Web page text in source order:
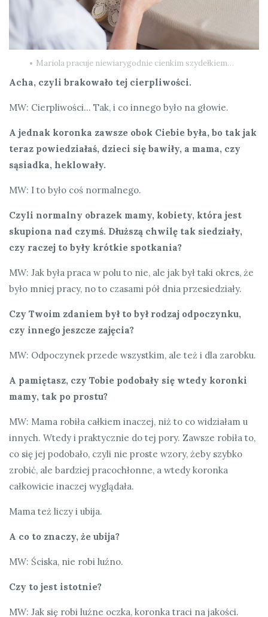
Mariola pracuje niewiarygodnie cienkim szydełkiem…
Acha, czyli brakowało tej cierpliwości.
MW: Cierpliwości… Tak, i co innego było na głowie.
A jednak koronka zawsze obok Ciebie była, bo tak jak
teraz powiedziałaś, dzieci się bawiły, a mama, czy
sąsiadka, heklowały.
MW: I to było coś normalnego.
Czyli normalny obrazek mamy, kobiety, która jest
skupiona nad czymś. Dłuższą chwilę tak siedziały,
czy raczej to były krótkie spotkania?
MW: Jak była praca w polu to nie, ale jak był taki okres, że
było mniej pracy, no to czasami pół dnia przesiedziały.
Czy Twoim zdaniem był to był rodzaj odpoczynku,
czy innego jeszcze zajęcia?
MW: Odpoczynek przede wszystkim, ale też i dla zarobku.
A pamiętasz, czy Tobie podobały się wtedy koronki
mamy, tak po prostu?
MW: Mama robiła całkiem inaczej, niż to co widziałam u
innych. Wtedy i praktycznie do tej pory. Zawsze robiła to,
co się jej podobało, czyli nie proste wzory, żeby szybko
zrobić, ale bardziej pracochłonne, a wtedy koronka
całkowicie inaczej wyglądała.
Mama też liczy i ubija.
A co to znaczy, że ubija?
MW: Ściska, nie robi luźno.
Czy to jest istotnie?
MW: Jak się robi luźne oczka, koronka traci na jakości.